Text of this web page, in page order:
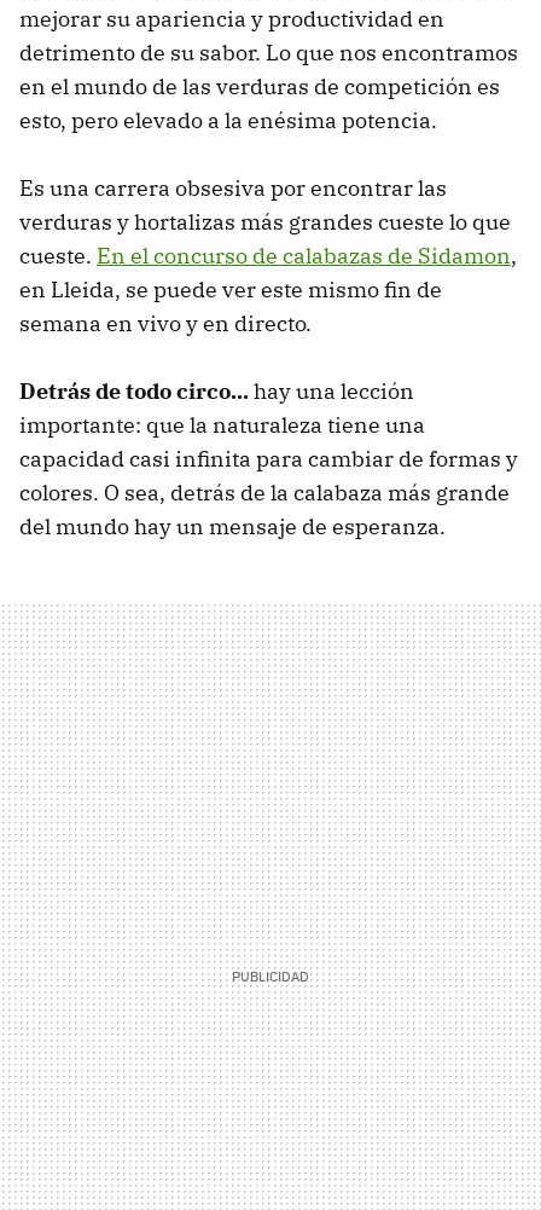
mejorar su apariencia y productividad en
detrimento de su sabor. Lo que nos encontramos
en el mundo de las verduras de competición es
esto, pero elevado a la enésima potencia.
Es una carrera obsesiva por encontrar las
verduras y hortalizas más grandes cueste lo que
cueste. En el concurso de calabazas de Sidamon,
en Lleida, se puede ver este mismo fin de
semana en vivo y en directo.
Detrás de todo circo...hay una lección
importante: que la naturaleza tiene una
capacidad casi infinita para cambiar de formas y
colores. O sea, detrás de la calabaza más grande
del mundo hay un mensaje de esperanza.